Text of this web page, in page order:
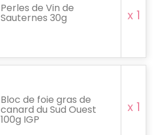
Perles de Vin de
Sauternes 30g x 1
Bloc de foie gras de
canard du Sud Ouest
100g IGP
x 1